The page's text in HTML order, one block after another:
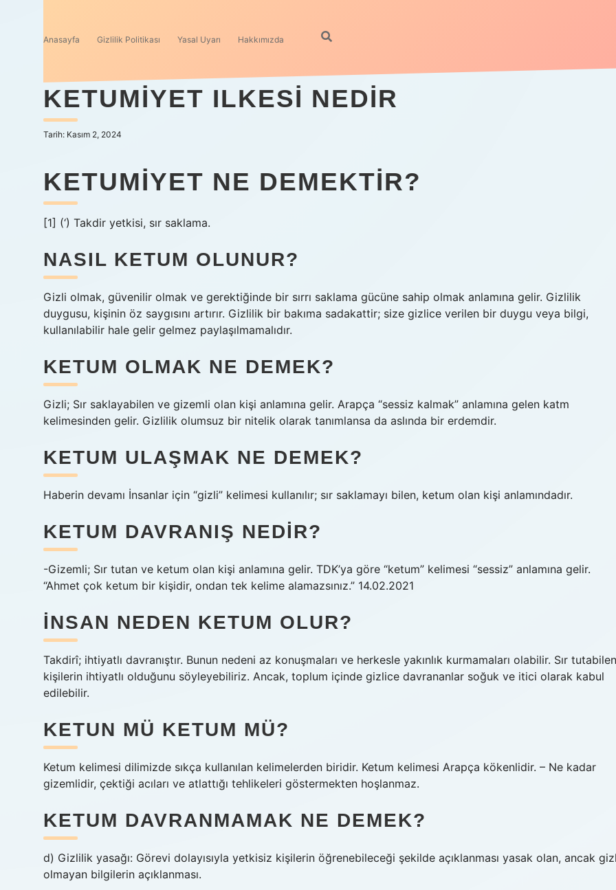
Anasayfa Gizlilik Politikası Yasal Uyarı Hakkımızda
KETUMIYET ILKESI NEDIR
Tarih: Kasım 2, 2024
KETUMIYET NE DEMEKTIR?
[1] (‘) Takdir yetkisi, sır saklama.
NASIL KETUM OLUNUR?
Gizli olmak, güvenilir olmak ve gerektiğinde bir sırrı saklama gücüne sahip olmak anlamına gelir. Gizlilik
duygusu, kişinin öz saygısını artırır. Gizlilik bir bakıma sadakattir; size gizlice verilen bir duygu veya bilgi,
kullanılabilir hale gelir gelmez paylaşılmamalıdır.
KETUM OLMAK NE DEMEK?
Gizli; Sır saklayabilen ve gizemli olan kişi anlamına gelir. Arapça “sessiz kalmak” anlamına gelen katm
kelimesinden gelir. Gizlilik olumsuz bir nitelik olarak tanımlansa da aslında bir erdemdir.
KETUM ULAŞMAK NE DEMEK?
Haberin devamı İnsanlar için “gizli” kelimesi kullanılır; sır saklamayı bilen, ketum olan kişi anlamındadır.
KETUM DAVRANIŞ NEDIR?
-Gizemli; Sır tutan ve ketum olan kişi anlamına gelir. TDK’ya göre “ketum” kelimesi “sessiz” anlamına gelir.
“Ahmet çok ketum bir kişidir, ondan tek kelime alamazsınız.” 14.02.2021
İNSAN NEDEN KETUM OLUR?
Takdirî; ihtiyatlı davranıştır. Bunun nedeni az konuşmaları ve herkesle yakınlık kurmamaları olabilir. Sır tutabilen
kişilerin ihtiyatlı olduğunu söyleyebiliriz. Ancak, toplum içinde gizlice davrananlar soğuk ve itici olarak kabul
edilebilir.
KETUN MÜ KETUM MÜ?
Ketum kelimesi dilimizde sıkça kullanılan kelimelerden biridir. Ketum kelimesi Arapça kökenlidir. – Ne kadar
gizemlidir, çektiği acıları ve atlattığı tehlikeleri göstermekten hoşlanmaz.
KETUM DAVRANMAMAK NE DEMEK?
d) Gizlilik yasağı: Görevi dolayısıyla yetkisiz kişilerin öğrenebileceği şekilde açıklanması yasak olan, ancak
olmayan bilgilerin açıklanması.